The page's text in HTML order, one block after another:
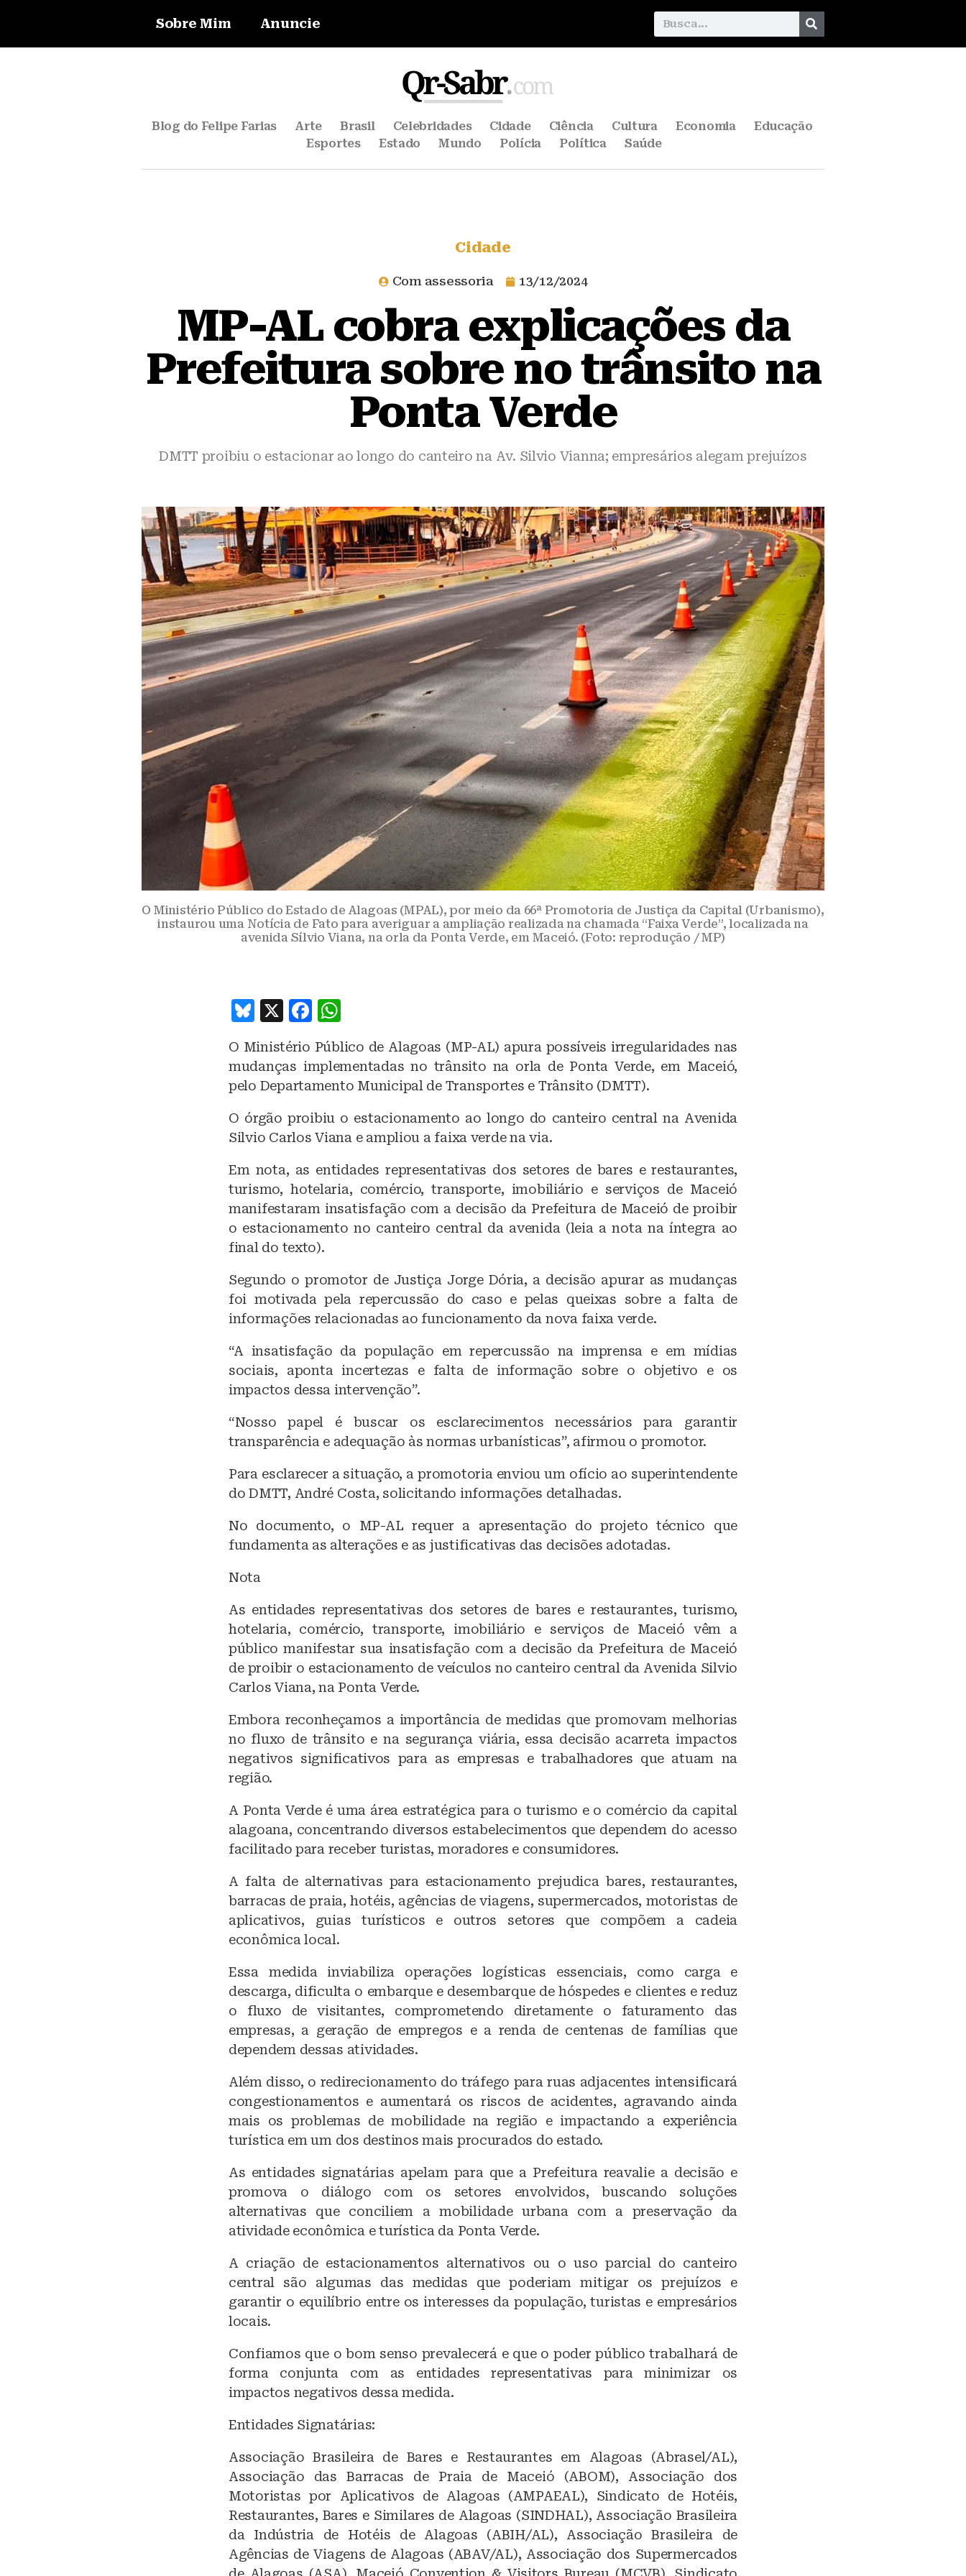
Sobre Mim Anuncie
Blog do Felipe Farias Arte Brasil Celebridades Cidade Ciência Cultura Economia
Educação
Esportes
Estado Mundo Polícia Política Saúde
Cidade
Com assessoria 13/12/2024
MP-AL cobra explicações da
Prefeitura sobre no trânsito na
Ponta Verde
DMTT proibiu o estacionar ao longo do canteiro na Av. Silvio Vianna; empresários alegam prejuízos
O Ministério Público do Estado de Alagoas (MPAL), por meio da 66ª Promotoria de Justiça da Capital (Urbanismo),
instaurou uma Notícia de Fato para averiguar a ampliação realizada na chamada “Faixa Verde”, localizada na
avenida Sílvio Viana, na orla da Ponta Verde, em Maceió. (Foto: reprodução / MP)
B
e
s
y
X
F
c
e
o
o
k
at
s
p
p
O Ministério Público de Alagoas (MP-AL) apura possíveis irregularidades nas
mudanças implementadas no trânsito na orla de Ponta Verde, em Maceió,
pelo Departamento Municipal de Transportes e Trânsito (DMTT).
O órgão proibiu o estacionamento ao longo do canteiro central na Avenida
Silvio Carlos Viana e ampliou a faixa verde na via.
Em nota, as entidades representativas dos setores de bares e restaurantes,
turismo, hotelaria, comércio, transporte, imobiliário e serviços de Maceió
manifestaram insatisfação com a decisão da Prefeitura de Maceió de proibir
o estacionamento no canteiro central da avenida (leia a nota na íntegra ao
final do texto).
Segundo o promotor de Justiça Jorge Dória, a decisão apurar as mudanças
foi motivada pela repercussão do caso e pelas queixas sobre a falta de
informações relacionadas ao funcionamento da nova faixa verde.
“A insatisfação da população em repercussão na imprensa e em mídias
sociais, aponta incertezas e falta de informação sobre o objetivo e os
impactos dessa intervenção”.
“Nosso papel é buscar os esclarecimentos necessários para garantir
transparência e adequação às normas urbanísticas”, afirmou o promotor.
Para esclarecer a situação, a promotoria enviou um ofício ao superintendente
do DMTT, André Costa, solicitando informações detalhadas.
No documento, o MP-AL requer a apresentação do projeto técnico que
fundamenta as alterações e as justificativas das decisões adotadas.
Nota
As entidades representativas dos setores de bares e restaurantes, turismo,
hotelaria, comércio, transporte, imobiliário e serviços de Maceió vêm a
público manifestar sua insatisfação com a decisão da Prefeitura de Maceió
de proibir o estacionamento de veículos no canteiro central da Avenida Silvio
Carlos Viana, na Ponta Verde.
Embora reconheçamos a importância de medidas que promovam melhorias
no fluxo de trânsito e na segurança viária, essa decisão acarreta impactos
negativos significativos para as empresas e trabalhadores que atuam na
região.
A Ponta Verde é uma área estratégica para o turismo e o comércio da capital
alagoana, concentrando diversos estabelecimentos que dependem do acesso
facilitado para receber turistas, moradores e consumidores.
A falta de alternativas para estacionamento prejudica bares, restaurantes,
barracas de praia, hotéis, agências de viagens, supermercados, motoristas de
aplicativos, guias turísticos e outros setores que compõem a cadeia
econômica local.
Essa medida inviabiliza operações logísticas essenciais, como carga e
descarga, dificulta o embarque e desembarque de hóspedes e clientes e reduz
o fluxo de visitantes, comprometendo diretamente o faturamento das
empresas, a geração de empregos e a renda de centenas de famílias que
dependem dessas atividades.
Além disso, o redirecionamento do tráfego para ruas adjacentes intensificará
congestionamentos e aumentará os riscos de acidentes, agravando ainda
mais os problemas de mobilidade na região e impactando a experiência
turística em um dos destinos mais procurados do estado.
As entidades signatárias apelam para que a Prefeitura reavalie a decisão e
promova o diálogo com os setores envolvidos, buscando soluções
alternativas que conciliem a mobilidade urbana com a preservação da
atividade econômica e turística da Ponta Verde.
A criação de estacionamentos alternativos ou o uso parcial do canteiro
central são algumas das medidas que poderiam mitigar os prejuízos e
garantir o equilíbrio entre os interesses da população, turistas e empresários
locais.
Confiamos que o bom senso prevalecerá e que o poder público trabalhará de
forma conjunta com as entidades representativas para minimizar os
impactos negativos dessa medida.
Entidades Signatárias:
Associação Brasileira de Bares e Restaurantes em Alagoas (Abrasel/AL),
Associação das Barracas de Praia de Maceió (ABOM), Associação dos
Motoristas por Aplicativos de Alagoas (AMPAEAL), Sindicato de Hotéis,
Restaurantes, Bares e Similares de Alagoas (SINDHAL), Associação Brasileira
da Indústria de Hotéis de Alagoas (ABIH/AL), Associação Brasileira de
Agências de Viagens de Alagoas (ABAV/AL), Associação dos Supermercados